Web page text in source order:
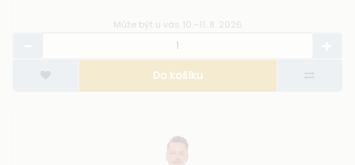
Může být u vás 10.–11. 8. 2026
Do košíku